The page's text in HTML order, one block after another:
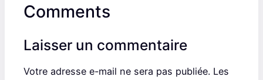
Comments
Laisser un commentaire
Votre adresse e-mail ne sera pas publiée. Les